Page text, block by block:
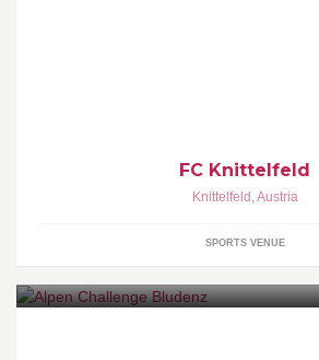
FC Knittelfeld
Knittelfeld ,Austria
SPORTS VENUE